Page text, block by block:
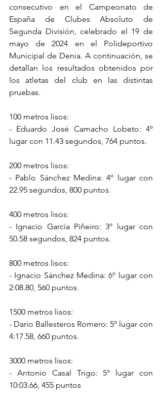
consecutivo en el Campeonato de
España de Clubes Absoluto de
Segunda División, celebrado el 19 de
mayo de 2024 en el Polideportivo
Municipal de Denia. A continuación, se
detallan los resultados obtenidos por
los atletas del club en las distintas
pruebas.
100 metros lisos:
- Eduardo José Camacho Lobeto: 4º
lugar con 11.43 segundos, 764 puntos.
200 metros lisos:
- Pablo Sánchez Medina: 4º lugar con
22.95 segundos, 800 puntos.
400 metros lisos:
- Ignacio García Piñeiro: 3º lugar con
50.58 segundos, 824 puntos.
800 metros lisos:
- Ignacio Sánchez Medina: 6º lugar con
2:08.80, 560 puntos.
1500 metros lisos:
- Dario Ballesteros Romero: 5º lugar con
4:17.58, 660 puntos.
3000 metros lisos:
- Antonio Casal Trigo: 5º lugar con
10:03.66, 455 puntos